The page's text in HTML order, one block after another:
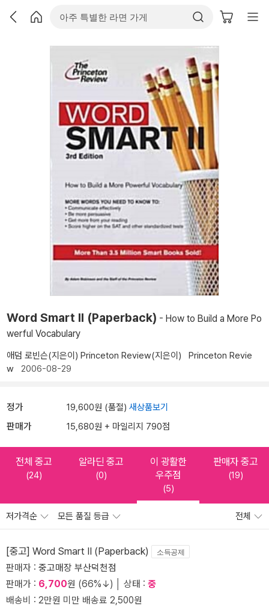
Word Smart II (Paperback) - How to Build a More Po
werful Vocabulary
애덤 로빈슨(지은이) Princeton Review(지은이)
Princeton Revie
w 2006-08-29
정가 19,600원 (품절) 새상품보기
판매가 15,680원 + 마일리지 790점
전체 중고
(24)
알라딘 중고
(0)
이 광활한
우주점
(5)
판매자 중고
(19)
저가격순 모든 품질 등급 전체
[중고] Word Smart II (Paperback) 소득공제
판매자 : 중고매장 부산덕천점
판매가 : 6,700원 (66%↓) │ 상태 : 중
배송비 : 2만원 미만 배송료 2,500원